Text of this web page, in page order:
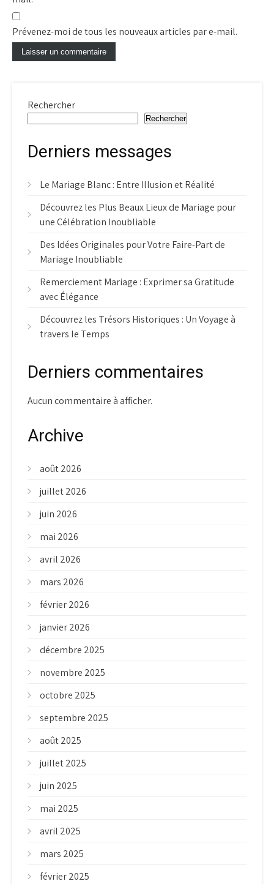
Prévenez-moi de tous les nouveaux articles par e-mail.
Rechercher
Rechercher
Derniers messages
Le Mariage Blanc : Entre Illusion et Réalité
Découvrez les Plus Beaux Lieux de Mariage pour
une Célébration Inoubliable
Des Idées Originales pour Votre Faire-Part de
Mariage Inoubliable
Remerciement Mariage : Exprimer sa Gratitude
avec Élégance
Découvrez les Trésors Historiques : Un Voyage à
travers le Temps
Derniers commentaires
Aucun commentaire à afficher.
Archive
août 2026
juillet 2026
juin 2026
mai 2026
avril 2026
mars 2026
février 2026
janvier 2026
décembre 2025
novembre 2025
octobre 2025
septembre 2025
août 2025
juillet 2025
juin 2025
mai 2025
avril 2025
mars 2025
février 2025